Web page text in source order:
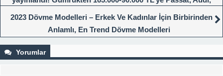
2023 Dövme Modelleri – Erkek Ve Kadınlar İçin Birbirinden
Anlamlı, En Trend Dövme Modelleri
Yorumlar